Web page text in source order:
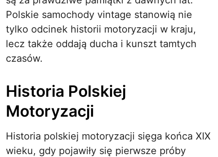
Polskie samochody vintage stanowią nie
tylko odcinek historii motoryzacji w kraju,
lecz także oddają ducha i kunszt tamtych
czasów.
Historia Polskiej
Motoryzacji
Historia polskiej motoryzacji sięga końca XIX
wieku, gdy pojawiły się pierwsze próby